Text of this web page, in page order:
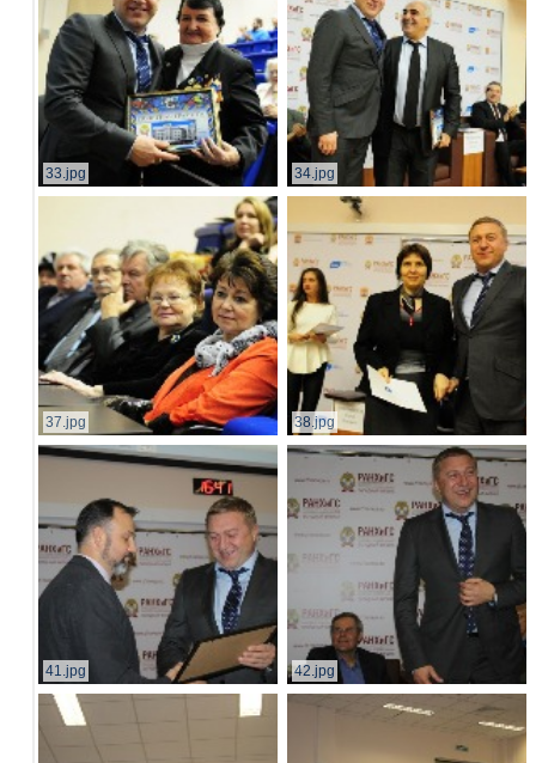
33.jpg 34.jpg
37.jpg 38.jpg
41.jpg 42.jpg